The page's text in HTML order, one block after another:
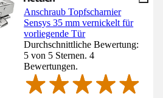
Anschraub Topfscharnier
Sensys 35 mm vernickelt für
vorliegende Tür
Durchschnittliche Bewertung:
5 von 5 Sternen. 4
Bewertungen.